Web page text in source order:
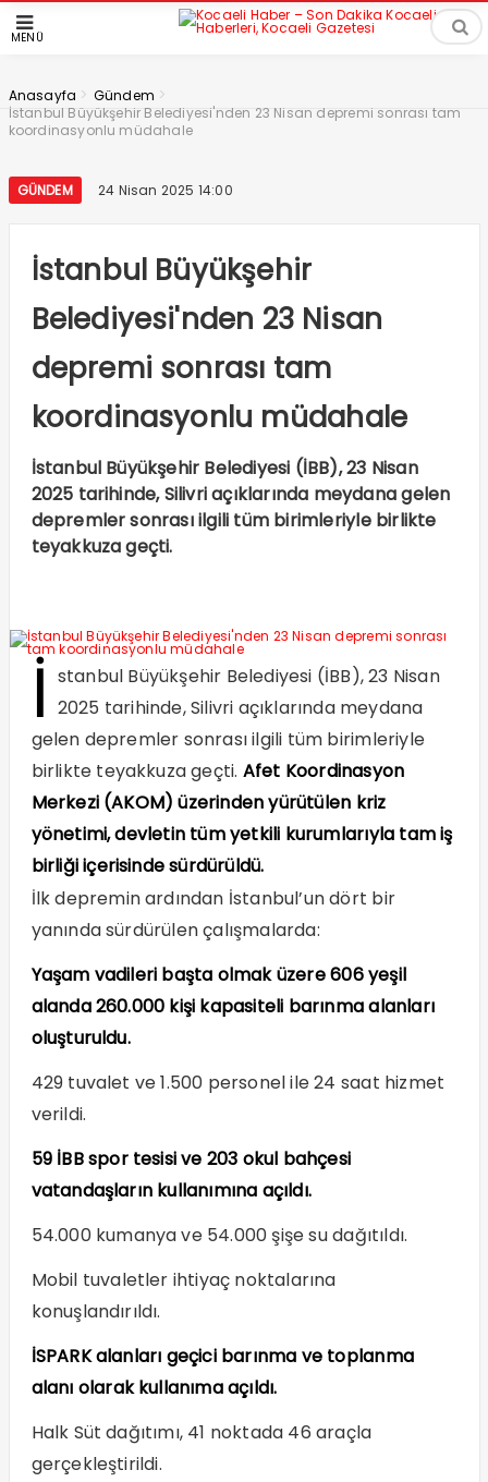
MENÜ
Anasayfa > Gündem >
İstanbul Büyükşehir Belediyesi'nden 23 Nisan depremi sonrası tam
koordinasyonlu müdahale
GÜNDEM 24 Nisan 2025 14:00
İstanbul Büyükşehir
Belediyesi'nden 23 Nisan
depremi sonrası tam
koordinasyonlu müdahale
İstanbul Büyükşehir Belediyesi (İBB), 23 Nisan
2025 tarihinde, Silivri açıklarında meydana gelen
depremler sonrası ilgili tüm birimleriyle birlikte
teyakkuza geçti.
İ stanbul Büyükşehir Belediyesi (İBB), 23 Nisan
2025 tarihinde, Silivri açıklarında meydana
gelen depremler sonrası ilgili tüm birimleriyle
birlikte teyakkuza geçti. Afet Koordinasyon
Merkezi (AKOM) üzerinden yürütülen kriz
yönetimi, devletin tüm yetkili kurumlarıyla tam iş
birliği içerisinde sürdürüldü.
İlk depremin ardından İstanbul’un dört bir
yanında sürdürülen çalışmalarda:
Yaşam vadileri başta olmak üzere 606 yeşil
alanda 260.000 kişi kapasiteli barınma alanları
oluşturuldu.
429 tuvalet ve 1.500 personel ile 24 saat hizmet
verildi.
59 İBB spor tesisi ve 203 okul bahçesi
vatandaşların kullanımına açıldı.
54.000 kumanya ve 54.000 şişe su dağıtıldı.
Mobil tuvaletler ihtiyaç noktalarına
konuşlandırıldı.
İSPARK alanları geçici barınma ve toplanma
alanı olarak kullanıma açıldı.
Halk Süt dağıtımı, 41 noktada 46 araçla
gerçekleştirildi.